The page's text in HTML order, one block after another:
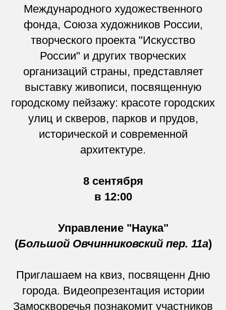
Международного художественного
фонда, Союза художников России,
творческого проекта "Искусство
России" и других творческих
организаций страны, представляет
выставку живописи, посвященную
городскому пейзажу: красоте городских
улиц и скверов, парков и прудов,
исторической и современной
архитектуре.
8 сентября
в 12:00
Управление "Наука"
(Большой Овчинниковский пер. 11а)
Приглашаем на квиз, посвященн Дню
города. Видеопрезентация истории
Замоскворечья познакомит участников